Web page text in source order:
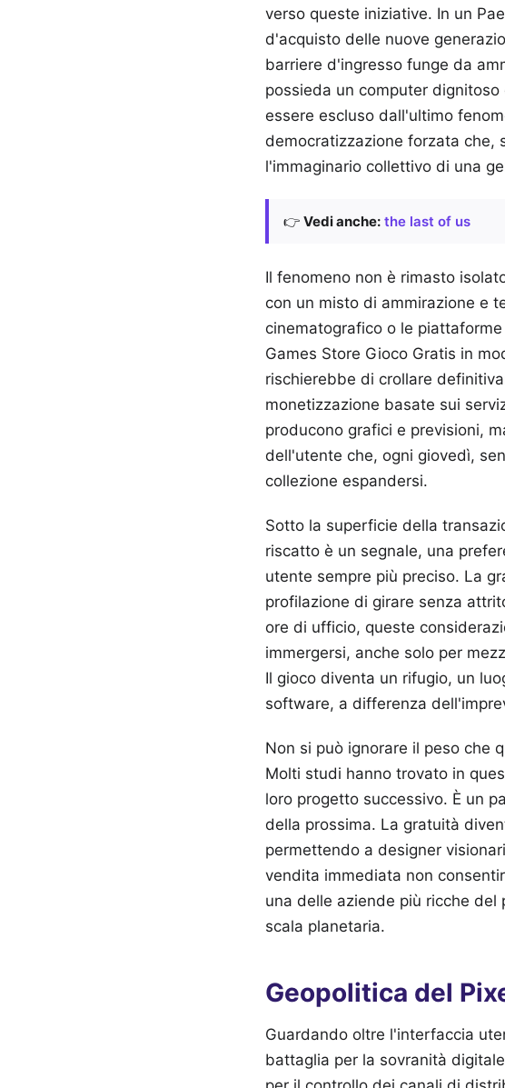
verso queste iniziative. In un
d'acquisto delle nuove
barriere d'ingresso funge da
possieda un computer
essere escluso dall'ultimo
democratizzazione forzata che,
l'immaginario collettivo di una
👉 Vedi anche: the last of us
Il fenomeno non è rimasto
con un misto di ammirazione e
cinematografico o le
Games Store Gioco Gratis in
rischierebbe di crollare
monetizzazione basate sui
producono grafici e previsioni,
dell'utente che, ogni giovedì,
collezione espandersi.
Sotto la superficie della
riscatto è un segnale, una
utente sempre più preciso. La
profilazione di girare senza
ore di ufficio, queste
immergersi, anche solo per
Il gioco diventa un rifugio, un
software, a differenza
Non si può ignorare il peso che
Molti studi hanno trovato in
loro progetto successivo. È un
della prossima. La gratuità
permettendo a designer
vendita immediata non
una delle aziende più ricche
scala planetaria.
Geopolitica del
Guardando oltre l'interfaccia
battaglia per la sovranità